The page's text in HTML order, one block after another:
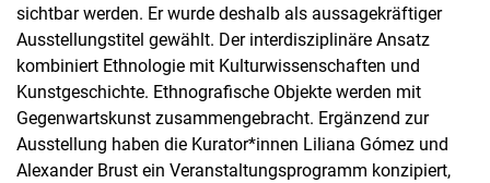
sichtbar werden. Er wurde deshalb als aussagekräftiger
Ausstellungstitel gewählt. Der interdisziplinäre Ansatz
kombiniert Ethnologie mit Kulturwissenschaften und
Kunstgeschichte. Ethnografische Objekte werden mit
Gegenwartskunst zusammengebracht. Ergänzend zur
Ausstellung haben die Kurator*innen Liliana Gómez und
Alexander Brust ein Veranstaltungsprogramm konzipiert,